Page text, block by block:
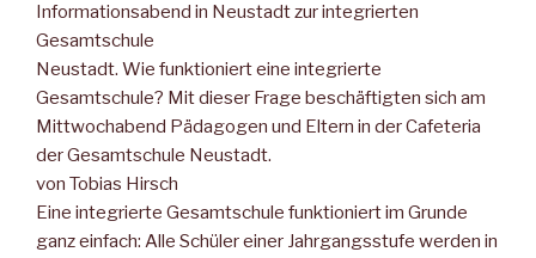
Informationsabend in Neustadt zur integrierten
Gesamtschule
Neustadt. Wie funktioniert eine integrierte
Gesamtschule? Mit dieser Frage beschäftigten sich am
Mittwochabend Pädagogen und Eltern in der Cafeteria
der Gesamtschule Neustadt.
von Tobias Hirsch
Eine integrierte Gesamtschule funktioniert im Grunde
ganz einfach: Alle Schüler einer Jahrgangsstufe werden in